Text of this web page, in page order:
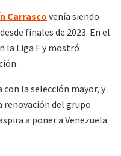
Carrascovenía siendo
finales de 2023. En el
la Liga F y mostró
con la selección mayor, y
del grupo.
a poner a Venezuela